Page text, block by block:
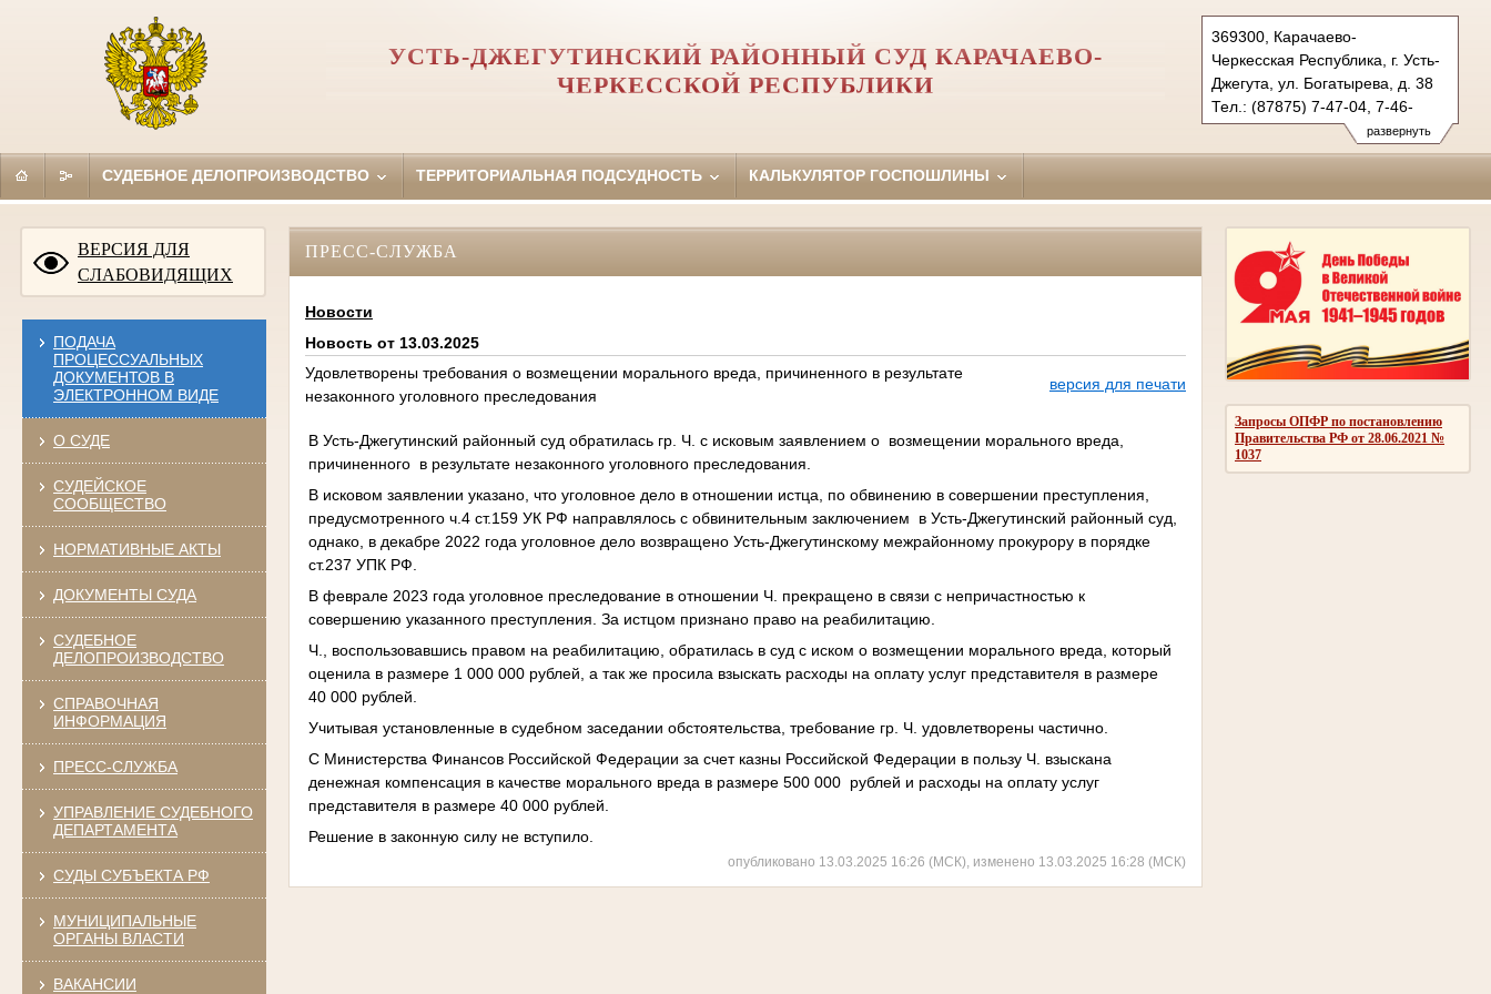
развернуть
369300, Карачаево-
Черкесская Республика, г. Усть-
Джегута, ул. Богатырева, д. 38
Тел.: (87875) 7-47-04, 7-46-
98 (ф.)
ust-djegutinsky.kchr@sudrf.ru
УСТЬ-ДЖЕГУТИНСКИЙ РАЙОННЫЙ СУД КАРАЧАЕВО-
ЧЕРКЕССКОЙ РЕСПУБЛИКИ
СУДЕБНОЕ ДЕЛОПРОИЗВОДСТВО ТЕРРИТОРИАЛЬНАЯ ПОДСУДНОСТЬ КАЛЬКУЛЯТОР ГОСПОШЛИНЫ
ВЕРСИЯ ДЛЯ
СЛАБОВИДЯЩИХ
ПОДАЧА
ПРОЦЕССУАЛЬНЫХ
ДОКУМЕНТОВ В
ЭЛЕКТРОННОМ ВИДЕ
О СУДЕ
СУДЕЙСКОЕ
СООБЩЕСТВО
НОРМАТИВНЫЕ АКТЫ
ДОКУМЕНТЫ СУДА
СУДЕБНОЕ
ДЕЛОПРОИЗВОДСТВО
СПРАВОЧНАЯ
ИНФОРМАЦИЯ
ПРЕСС-СЛУЖБА
УПРАВЛЕНИЕ СУДЕБНОГО
ДЕПАРТАМЕНТА
СУДЫ СУБЪЕКТА РФ
МУНИЦИПАЛЬНЫЕ
ОРГАНЫ ВЛАСТИ
ВАКАНСИИ
Запросы ОПФР по постановлению
Правительства РФ от 28.06.2021 №
1037
ПРЕСС-СЛУЖБА
Новости
Новость от 13.03.2025
Удовлетворены требования о возмещении морального вреда, причиненного в результате
незаконного уголовного преследования
версия для печати
В Усть-Джегутинский районный суд обратилась гр. Ч. с исковым заявлением о возмещении морального вреда,
причиненного в результате незаконного уголовного преследования.
В исковом заявлении указано, что уголовное дело в отношении истца, по обвинению в совершении преступления,
предусмотренного ч.4 ст.159 УК РФ направлялось с обвинительным заключением в Усть-Джегутинский районный суд,
однако, в декабре 2022 года уголовное дело возвращено Усть-Джегутинскому межрайонному прокурору в порядке
ст.237 УПК РФ.
В феврале 2023 года уголовное преследование в отношении Ч. прекращено в связи с непричастностью к
совершению указанного преступления. За истцом признано право на реабилитацию.
Ч., воспользовавшись правом на реабилитацию, обратилась в суд с иском о возмещении морального вреда, который
оценила в размере 1 000 000 рублей, а так же просила взыскать расходы на оплату услуг представителя в размере
40 000 рублей.
Учитывая установленные в судебном заседании обстоятельства, требование гр. Ч. удовлетворены частично.
С Министерства Финансов Российской Федерации за счет казны Российской Федерации в пользу Ч. взыскана
денежная компенсация в качестве морального вреда в размере 500 000 рублей и расходы на оплату услуг
представителя в размере 40 000 рублей.
Решение в законную силу не вступило.
опубликовано 13.03.2025 16:26 (МСК), изменено 13.03.2025 16:28 (МСК)